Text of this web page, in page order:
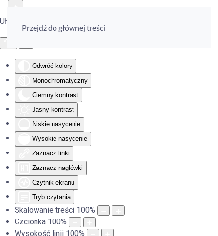
Ułatwienia dostępu
Odwróć kolory
Monochromatyczny
Ciemny kontrast
Jasny kontrast
Niskie nasycenie
Wysokie nasycenie
Zaznacz linki
Zaznacz nagłówki
Czytnik ekranu
Tryb czytania
Skalowanie treści 100%
Czcionka 100%
Wysokość linii 100%
Przejdź do głównej treści